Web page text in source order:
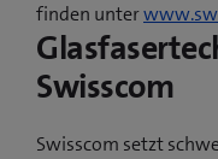
finden unter
Swisscom
Swisscom setzt